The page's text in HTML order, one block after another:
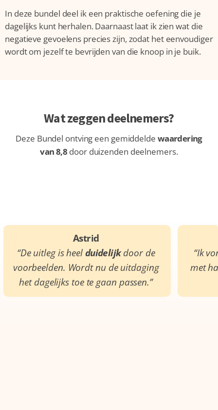
In deze bundel deel ik een praktische oefening die je
dagelijks kunt herhalen. Daarnaast laat ik zien wat die
negatieve gevoelens precies zijn, zodat het eenvoudiger
wordt om jezelf te bevrijden van die knoop in je buik.
Wat zeggen deelnemers?
Deze Bundel ontving een gemiddelde waardering
van 8,8 door duizenden deelnemers.
Astrid
“De uitleg is heelduidelijkdoor de
voorbeelden. Wordt nu de uitdaging
het dagelijks toe te gaan passen.”
“Ik
met